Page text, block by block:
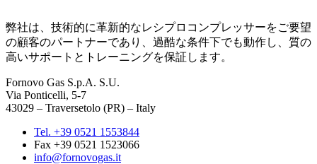
弊社は、技術的に革新的なレシプロコンプレッサーをご要望
の顧客のパートナーであり、過酷な条件下でも動作し、質の
高いサポートとトレーニングを保証します。
Fornovo Gas S.p.A. S.U.
Via Ponticelli, 5-7
43029 – Traversetolo (PR) – Italy
Tel. +39 0521 1553844
Fax +39 0521 1523066
info@fornovogas.it